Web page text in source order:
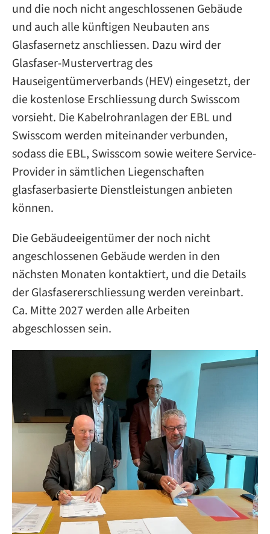
und die noch nicht angeschlossenen Gebäude
und auch alle künftigen Neubauten ans
Glasfasernetz anschliessen. Dazu wird der
Glasfaser-Mustervertrag des
Hauseigentümerverbands (HEV) eingesetzt, der
die kostenlose Erschliessung durch Swisscom
vorsieht. Die Kabelrohranlagen der EBL und
Swisscom werden miteinander verbunden,
sodass die EBL, Swisscom sowie weitere Service-
Provider in sämtlichen Liegenschaften
glasfaserbasierte Dienstleistungen anbieten
können.
Die Gebäudeeigentümer der noch nicht
angeschlossenen Gebäude werden in den
nächsten Monaten kontaktiert, und die Details
der Glasfasererschliessung werden vereinbart.
Ca. Mitte 2027 werden alle Arbeiten
abgeschlossen sein.